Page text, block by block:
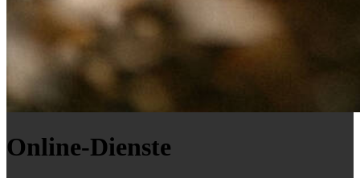
Online-Dienste